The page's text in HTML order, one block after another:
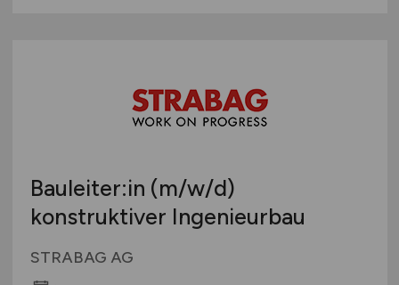
Bauleiter:in (m/w/d)
konstruktiver Ingenieurbau
STRABAG AG